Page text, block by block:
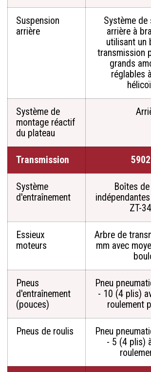
Suspension
arrière
Système de
arrière à
utilisant un
transmission
grands
réglables
Système de
montage réactif
du plateau
Transmission
Système
d'entraînement
Boîtes
ZT-
Essieux
moteurs
Arbre de
mm avec
Pneus
d'entraînement
(pouces)
Pneu
- 10 (4 plis)
roulement
Pneus de roulis
Pneu
- 5 (4 plis)